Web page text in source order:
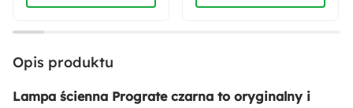
13 cm
Szerokość:
17 cm
Opis produktu
Lampa ścienna Prograte czarna to oryginalny i